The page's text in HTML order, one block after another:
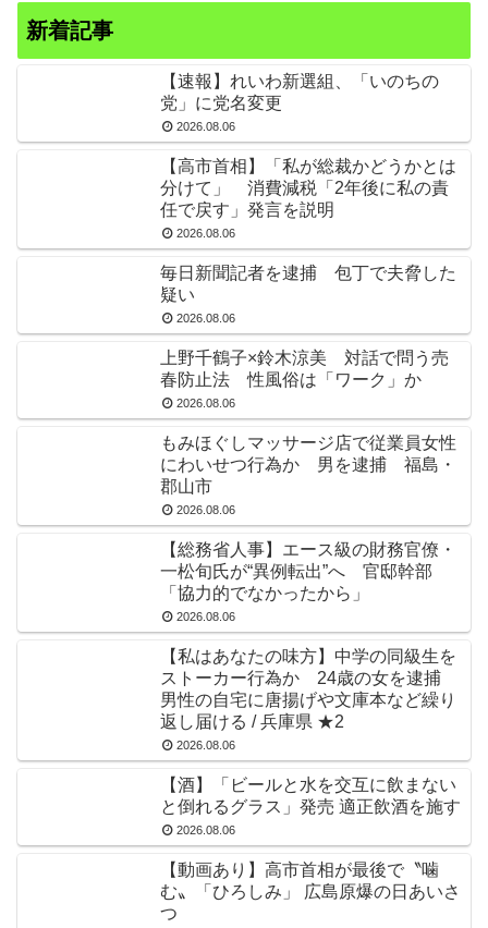
新着記事
【速報】れいわ新選組、「いのちの
党」に党名変更
2026.08.06
【高市首相】「私が総裁かどうかとは
分けて」 消費減税「2年後に私の責
任で戻す」発言を説明
2026.08.06
毎日新聞記者を逮捕 包丁で夫脅した
疑い
2026.08.06
上野千鶴子×鈴木涼美 対話で問う売
春防止法 性風俗は「ワーク」か
2026.08.06
もみほぐしマッサージ店で従業員女性
にわいせつ行為か 男を逮捕 福島・
郡山市
2026.08.06
【総務省人事】エース級の財務官僚・
一松旬氏が“異例転出”へ 官邸幹部
「協力的でなかったから」
2026.08.06
【私はあなたの味方】中学の同級生を
ストーカー行為か 24歳の女を逮捕
男性の自宅に唐揚げや文庫本など繰り
返し届ける / 兵庫県 ★2
2026.08.06
【酒】「ビールと水を交互に飲まない
と倒れるグラス」発売 適正飲酒を施す
2026.08.06
【動画あり】高市首相が最後で〝噛
む〟「ひろしみ」 広島原爆の日あいさ
つ